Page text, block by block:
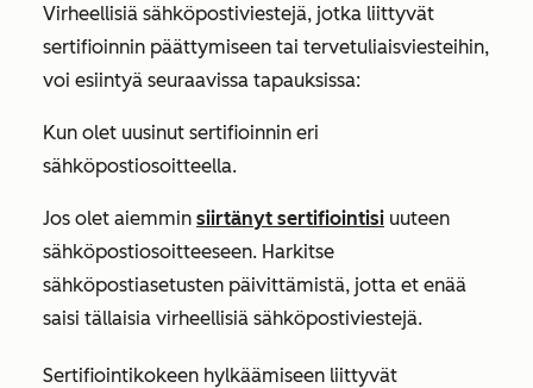
Virheellisiä sähköpostiviestejä, jotka liittyvät
sertifioinnin päättymiseen tai tervetuliaisviesteihin,
voi esiintyä seuraavissa tapauksissa:
Kun olet uusinut sertifioinnin eri
sähköpostiosoitteella.
Jos olet aiemmin siirtänyt sertifiointisi uuteen
sähköpostiosoitteeseen. Harkitse
sähköpostiasetusten päivittämistä, jotta et enää
saisi tällaisia virheellisiä sähköpostiviestejä.
Sertifiointikokeen hylkäämiseen liittyvät